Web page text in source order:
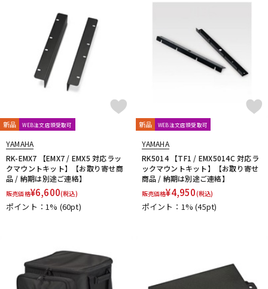
新品 WEB注文店頭受取可
YAMAHA
RK-EMX7 【EMX7 / EMX5 対応ラッ
クマウントキット】【お取り寄せ商
品 / 納期は別途ご連絡】
販売価格¥6,600(税込)
ポイント：1% (60pt)
新品 WEB注文店頭受取可
YAMAHA
RK5014 【TF1 / EMX5014C 対応ラ
ックマウントキット】【お取り寄せ
商品 / 納期は別途ご連絡】
販売価格¥4,950(税込)
ポイント：1%(45pt)